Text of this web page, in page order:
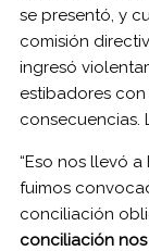
se presentó, y
comisión
ingresó
estibadores
consecuencias.
“Eso nos llevó
fuimos
conciliación
conciliación